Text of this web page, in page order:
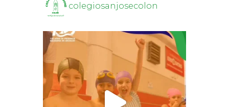
colegiosanjosecolon